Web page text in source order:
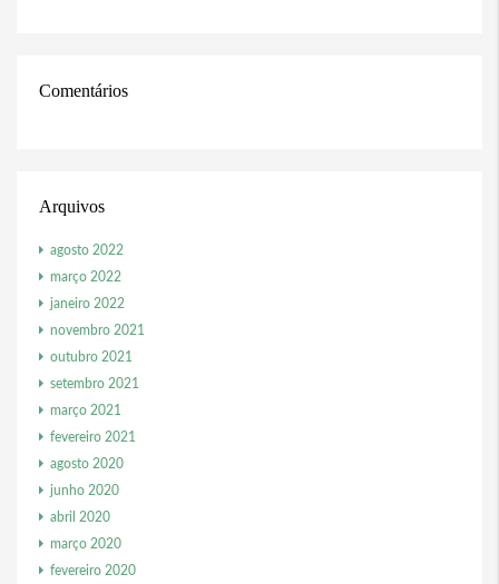
Comentários
Arquivos
agosto 2022
março 2022
janeiro 2022
novembro 2021
outubro 2021
setembro 2021
março 2021
fevereiro 2021
agosto 2020
junho 2020
abril 2020
março 2020
fevereiro 2020